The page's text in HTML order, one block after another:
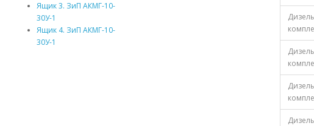
Ящик 3. ЗиП АКМГ-10-
30У-1
Ящик 4. ЗиП АКМГ-10-
30У-1